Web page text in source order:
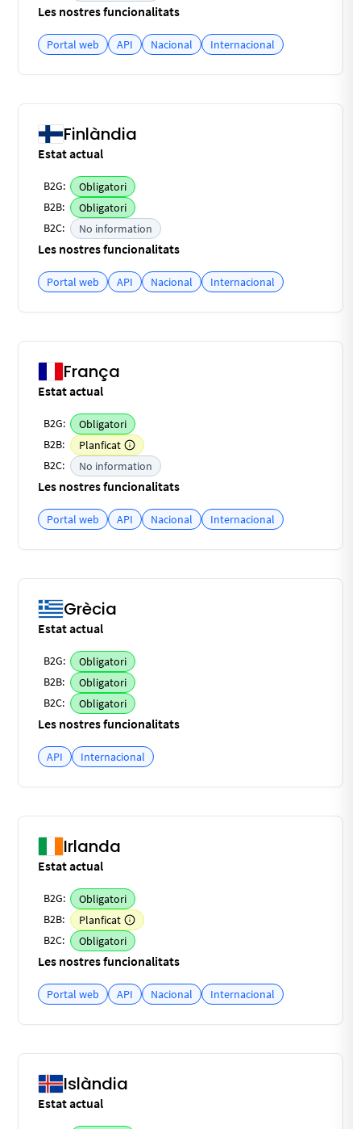
Les nostres funcionalitats
Portal web API Nacional Internacional
Finlàndia
Estat actual
B2G:
Obligatori
B2B:
Obligatori
B2C:
No information
Les nostres funcionalitats
Portal web API Nacional Internacional
França
Estat actual
B2G:
Obligatori
B2B:
Planficat
B2C:
No information
Les nostres funcionalitats
Portal web API Nacional Internacional
Grècia
Estat actual
B2G:
Obligatori
B2B:
Obligatori
B2C:
Obligatori
Les nostres funcionalitats
API Internacional
Irlanda
Estat actual
B2G:
Obligatori
B2B:
Planficat
B2C:
Obligatori
Les nostres funcionalitats
Portal web API Nacional Internacional
Islàndia
Estat actual